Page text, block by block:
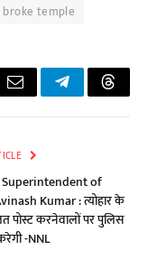
broke temple
Email Telegram
of
Kumar : त्योहार के
पोस्ट करनेवालों पर पुलिस
-NNL